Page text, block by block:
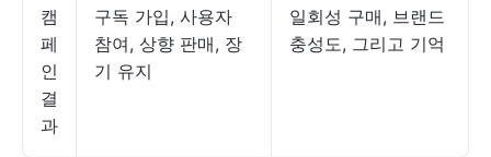
캠
페
인
결
과
구독 가입, 사용자
참여, 상향 판매, 장
기 유지
일회성 구매, 브랜드
충성도, 그리고 기억